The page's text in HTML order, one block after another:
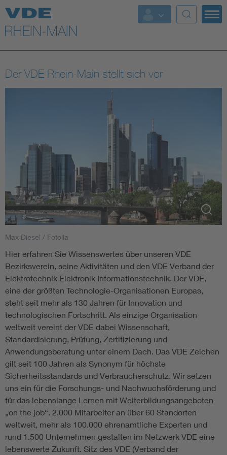
Top Themen
Fokusthemen
Energy
Standards
Weitere Themen
Electromobility
Energy efficiency
Energy storage
Functional safety
Der VDE Rhein-Main stellt sich vor
Max Diesel / Fotolia
Hier erfahren Sie Wissenswertes über unseren VDE
Bezirksverein, seine Aktivitäten und den VDE Verband der
Elektrotechnik Elektronik Informationstechnik. Der VDE,
eine der größten Technologie-Organisationen Europas,
steht seit mehr als 130 Jahren für Innovation und
technologischen Fortschritt. Als einzige Organisation
weltweit vereint der VDE dabei Wissenschaft,
Standardisierung, Prüfung, Zertifizierung und
Anwendungsberatung unter einem Dach. Das VDE Zeichen
gilt seit 100 Jahren als Synonym für höchste
Sicherheitsstandards und Verbraucherschutz. Wir setzen
uns ein für die Forschungs- und Nachwuchsförderung und
für das lebenslange Lernen mit Weiterbildungsangeboten
„on the job“. 2.000 Mitarbeiter an über 60 Standorten
weltweit, mehr als 100.000 ehrenamtliche Experten und
rund 1.500 Unternehmen gestalten im Netzwerk VDE eine
lebenswerte Zukunft. Sitz des VDE (Verband der